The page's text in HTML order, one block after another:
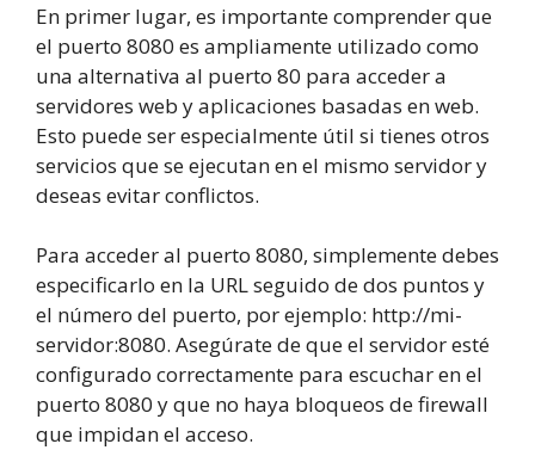
En primer lugar, es importante comprender que
el puerto 8080 es ampliamente utilizado como
una alternativa al puerto 80 para acceder a
servidores web y aplicaciones basadas en web.
Esto puede ser especialmente útil si tienes otros
servicios que se ejecutan en el mismo servidor y
deseas evitar conflictos.
Para acceder al puerto 8080, simplemente debes
especificarlo en la URL seguido de dos puntos y
el número del puerto, por ejemplo: http://mi-
servidor:8080. Asegúrate de que el servidor esté
configurado correctamente para escuchar en el
puerto 8080 y que no haya bloqueos de firewall
que impidan el acceso.